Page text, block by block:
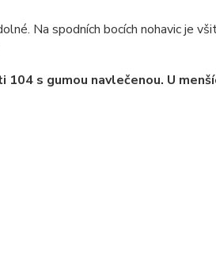
Na spodních bocích nohavic je
104 s gumou navlečenou. U